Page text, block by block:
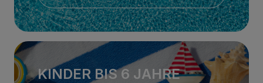
KINDER BIS 6 JAHRE